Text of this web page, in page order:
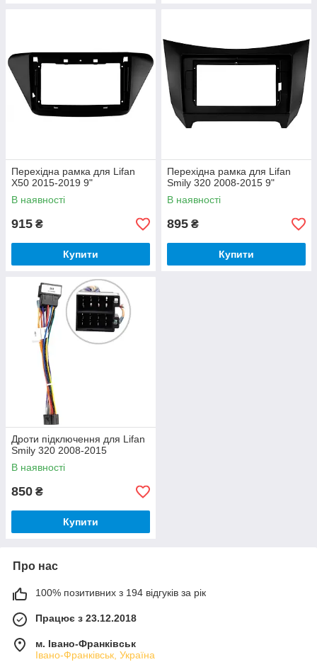
Перехідна рамка для Lifan
X50 2015-2019 9"
В наявності
915 ₴
Купити
Перехідна рамка для Lifan
Smily 320 2008-2015 9"
В наявності
895 ₴
Купити
Дроти підключення для Lifan
Smily 320 2008-2015
В наявності
850 ₴
Купити
Про нас
100% позитивних з 194 відгуків за рік
Працює з 23.12.2018
м. Івано-Франківськ
Івано-Франківськ, Україна